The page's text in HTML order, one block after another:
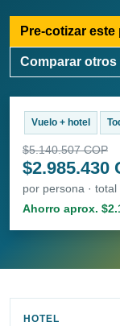
Pre-cotizar este
Comparar otros
Vuelo + hotel
$5.140.507 COP
$2.985.430
por persona ·
Ahorro aprox.
HOTEL